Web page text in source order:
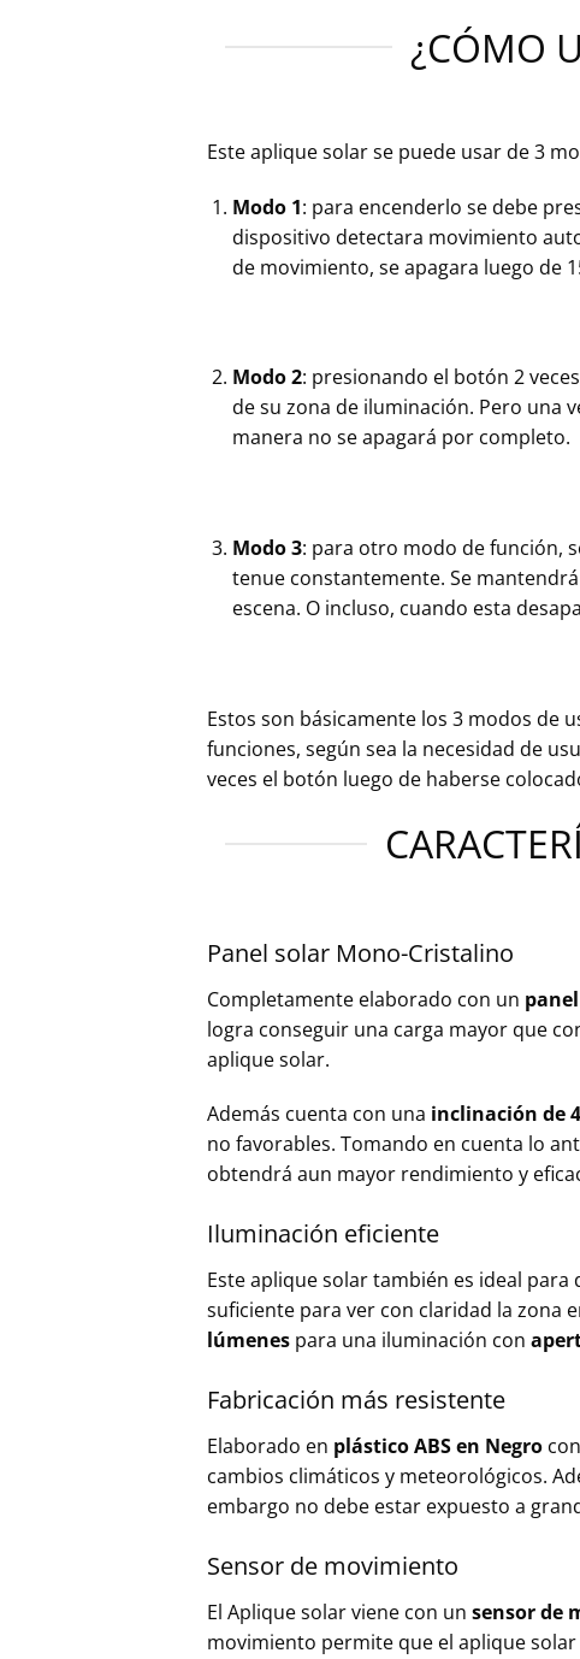
¿CÓMO
Este aplique solar se puede usar de 3
Modo 1: para encenderlo se debe
dispositivo detectara movimiento
de movimiento, se apagara luego de
Modo 2: presionando el botón 2
de su zona de iluminación. Pero una
manera no se apagará por completo.
Modo 3: para otro modo de función,
tenue constantemente. Se
escena. O incluso, cuando esta
Estos son básicamente los 3 modos de
funciones, según sea la necesidad de
veces el botón luego de haberse
Panel solar Mono-Cristalino
Completamente elaborado con un
logra conseguir una carga mayor que
aplique solar.
Además cuenta con una inclinación de
no favorables. Tomando en cuenta lo
obtendrá aun mayor rendimiento y
Iluminación eficiente
Este aplique solar también es ideal
suficiente para ver con claridad la zona
lúmenes para una iluminación con
Fabricación más resistente
Elaborado en plástico ABS en Negro
cambios climáticos y meteorológicos.
embargo no debe estar expuesto a
Sensor de movimiento
El Aplique solar viene con un sensor de
movimiento permite que el aplique solar